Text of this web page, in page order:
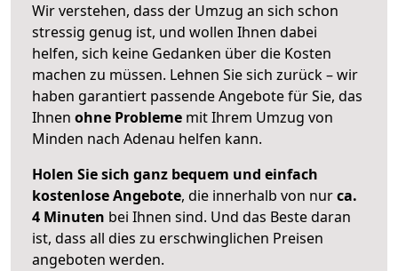
Wir verstehen, dass der Umzug an sich schon
stressig genug ist, und wollen Ihnen dabei
helfen, sich keine Gedanken über die Kosten
machen zu müssen. Lehnen Sie sich zurück – wir
haben garantiert passende Angebote für Sie, das
Ihnen ohne Probleme mit Ihrem Umzug von
Minden nach Adenau helfen kann.
Holen Sie sich ganz bequem und einfach
kostenlose Angebote, die innerhalb von nurca.
4 Minuten bei Ihnen sind. Und das Beste daran
ist, dass all dies zu erschwinglichen Preisen
angeboten werden.